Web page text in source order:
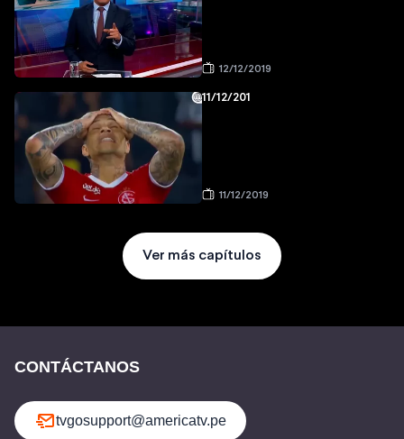
12/12/2019
11/12/201
11/12/2019
Ver más capítulos
CONTÁCTANOS
tvgosupport@americatv.pe